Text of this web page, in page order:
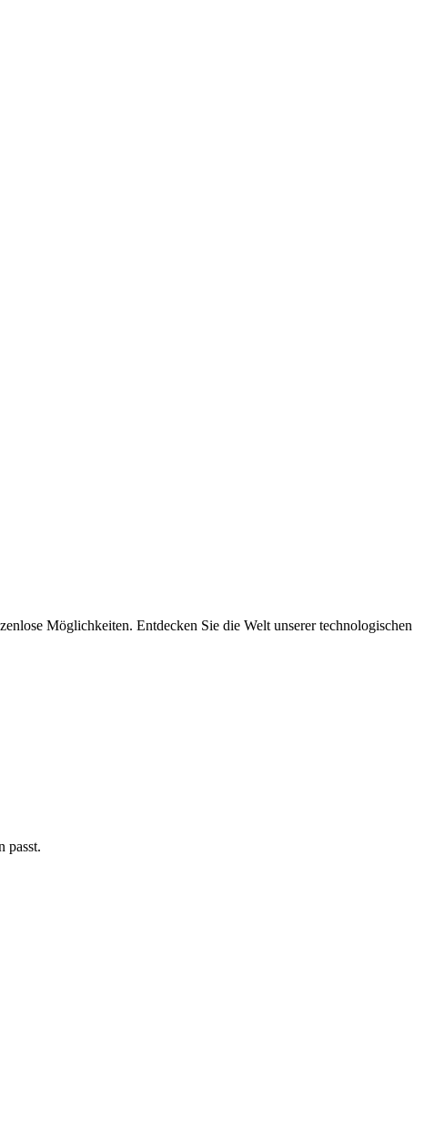
Möglichkeiten. Entdecken Sie die Welt unserer technologischen
passt.